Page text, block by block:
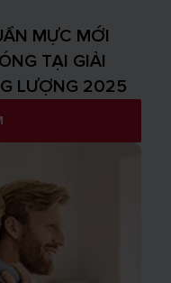
MỰC MỚI
TẠI GIẢI
LƯỢNG 2025